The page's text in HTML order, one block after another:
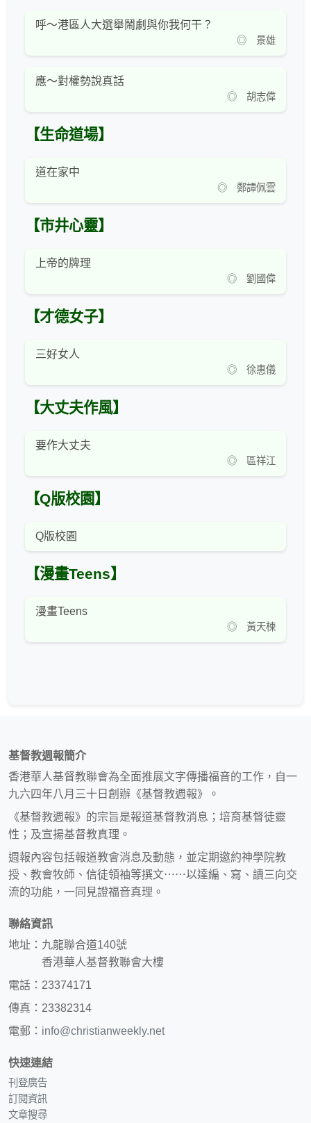
呼～港區人大選舉鬧劇與你我何干？
◎ 景雄
應～對權勢說真話
◎ 胡志偉
【生命道場】
道在家中
◎ 鄭譚佩雲
【市井心靈】
上帝的牌理
◎ 劉國偉
【才德女子】
三好女人
◎ 徐惠儀
【大丈夫作風】
要作大丈夫
◎ 區祥江
【Q版校園】
Q版校園
【漫畫Teens】
漫畫Teens
◎ 黃天楝
基督教週報簡介
香港華人基督教聯會為全面推展文字傳播福音的工作，自一
九六四年八月三十日創辦《基督教週報》。
《基督教週報》的宗旨是報道基督教消息；培育基督徒靈
性；及宣揚基督教真理。
週報內容包括報道教會消息及動態，並定期邀約神學院教
授、教會牧師、信徒領袖等撰文⋯⋯以達編、寫、讀三向交
流的功能，一同見證福音真理。
聯絡資訊
地址：九龍聯合道140號
香港華人基督教聯會大樓
電話：23374171
傳真：23382314
電郵： info@christianweekly.net
快速連結
刊登廣告
訂閱資訊
文章搜尋